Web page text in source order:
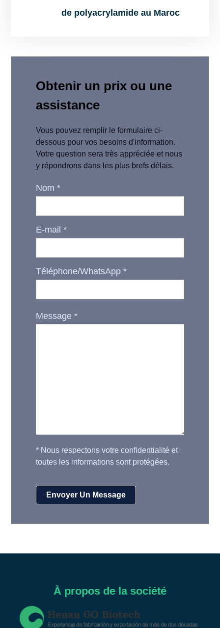
de polyacrylamide au Maroc
Obtenir un prix ou une
assistance
Vous pouvez remplir le formulaire ci-
dessous pour vos besoins d'information.
Votre question sera très appréciée et nous
y répondrons dans les plus brefs délais.
Nom*
E-mail*
Téléphone/WhatsApp*
Message*
* Nous respectons votre confidentialité et
toutes les informations sont protégées.
À propos de la société